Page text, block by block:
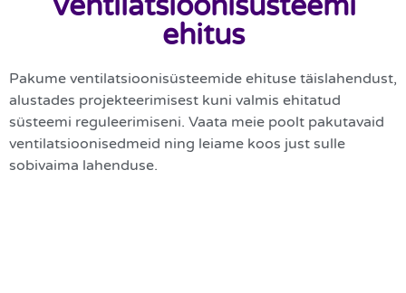
ehitus
Pakume ventilatsioonisüsteemide ehituse täislahendust,
alustades projekteerimisest kuni valmis ehitatud
süsteemi reguleerimiseni. Vaata meie poolt pakutavaid
ventilatsioonisedmeid ning leiame koos just sulle
sobivaima lahenduse.